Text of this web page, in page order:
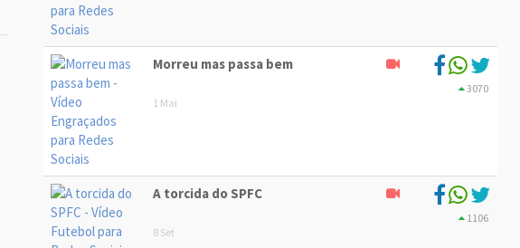
Morreu mas passa bem
1 Mai
3070
A torcida do SPFC
8 Set
1106